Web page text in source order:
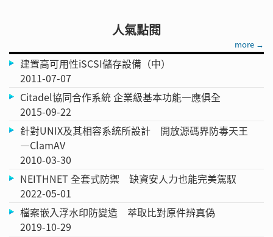
人氣點閱
more →
建置高可用性iSCSI儲存設備（中）
2011-07-07
Citadel協同合作系統 企業級基本功能一應俱全
2015-09-22
針對UNIX及其相容系統所設計 開放源碼界防毒天王
—ClamAV
2010-03-30
NEITHNET 全套式防禦 缺資安人力也能完美駕馭
2022-05-01
檔案嵌入浮水印防變造 萃取比對原件辨真偽
2019-10-29